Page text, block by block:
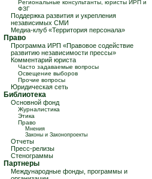
Региональные консультанты, юристы ИРП и
ФЗГ
Поддержка развития и укрепления
независимых СМИ
Медиа-клуб «Территория персонала»
Право
Программа ИРП «Правовое содействие
развитию независимости прессы»
Комментарий юриста
Часто задаваемые вопросы
Освещение выборов
Прочие вопросы
Юридическая сеть
Библиотека
Основной фонд
Журналистика
Этика
Право
Мнения
Законы и Законопроекты
Отчеты
Пресс-релизы
Стенограммы
Партнеры
Международные фонды, программы и